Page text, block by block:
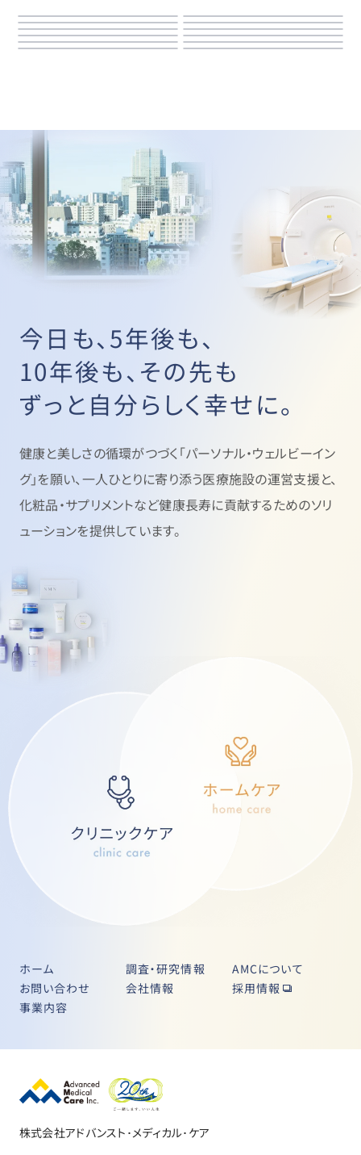
今日も、5年後も、
10年後も、その先も
ずっと自分らしく幸せに。
健康と美しさの循環がつづく「パーソナル・ウェルビーイン
グ」を願い、一人ひとりに寄り添う医療施設の運営支援と、
化粧品・サプリメントなど健康長寿に貢献するためのソリ
ューションを提供しています。
ホーム 調査・研究情報
AMCについて
お問い合わせ
会社情報
採用情報
事業内容
株式会社アドバンスト･メディカル･ケア